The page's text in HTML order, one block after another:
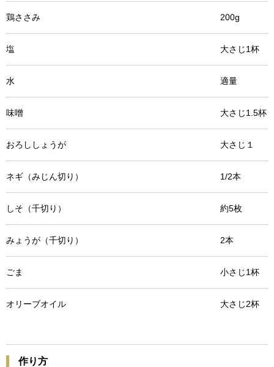
鶏ささみ 200g
塩 大さじ1杯
水 適量
味噌 大さじ1.5杯
おろししょうが 大さじ１
ネギ（みじん切り） 1/2本
しそ（千切り） 約5枚
みょうが（千切り） 2本
ごま 小さじ1杯
オリーブオイル 大さじ2杯
作り方